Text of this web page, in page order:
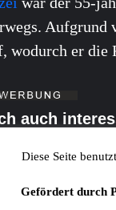
wodurch er
auch
und
Diese Seite
Gefördert durch